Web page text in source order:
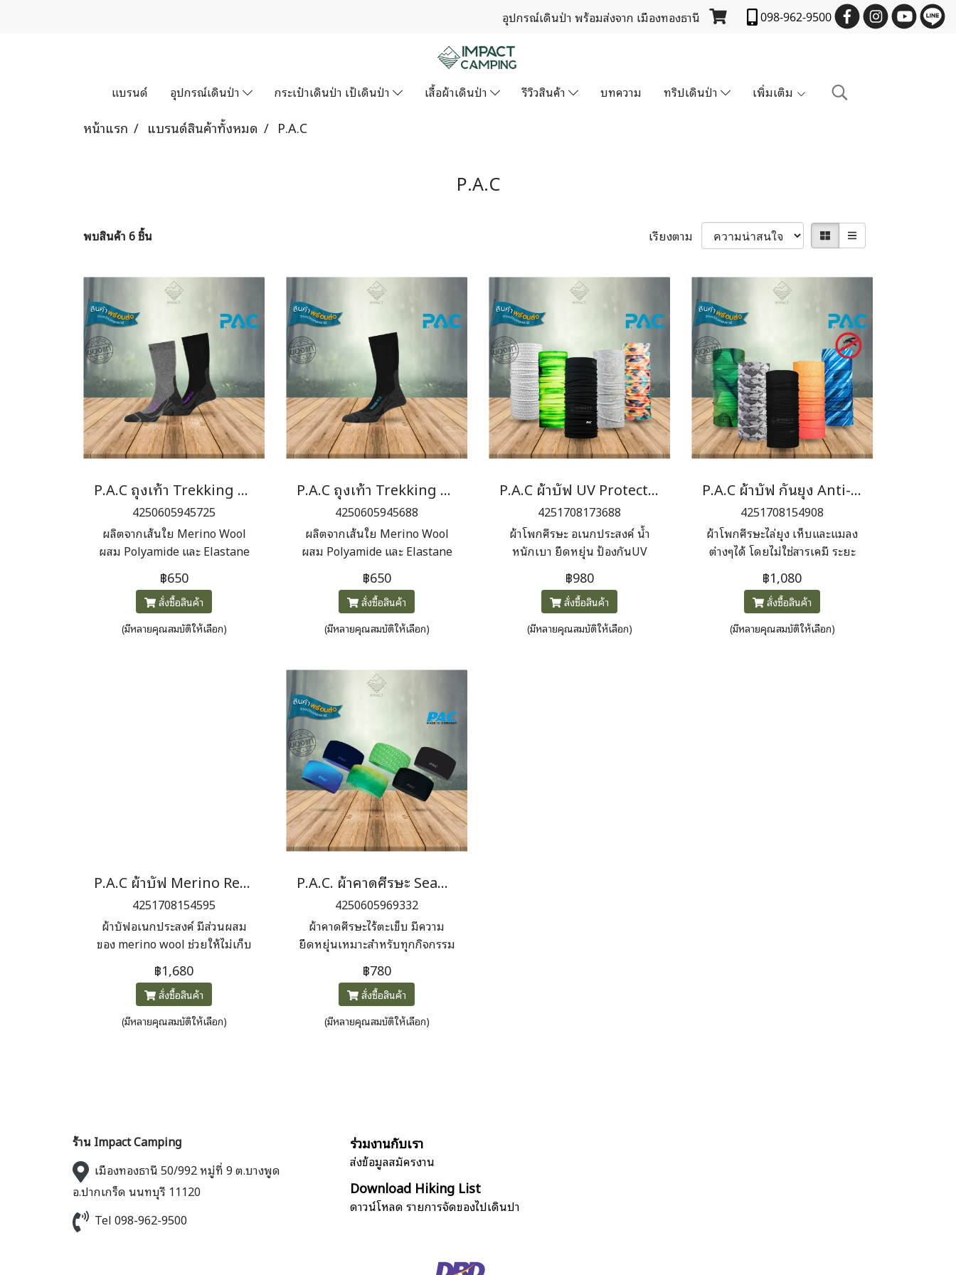
อุปกรณ์เดินป่า พร้อมส่งจาก เมืองทองธานี 098-962-9500
แบรนด์ อุปกรณ์เดินป่า กระเป๋าเดินป่า เป้เดินป่า เสื้อผ้าเดินป่า รีวิวสินค้า บทความ ทริปเดินป่า เพิ่มเติม
หน้าแรก แบรนด์สินค้าทั้งหมด P.A.C
P.A.C
พบสินค้า 6 ชิ้น เรียงตาม
P.A.C ถุงเท้า Trekking Light Woman
4250605945725
ผลิตจากเส้นใย Merino Wool
ผสม Polyamide และ Elastane
เพื่อการระบายอากาศและยืดหยุ่น
สูงช่วยควบคุมอุณหภูมิเท้า ลด
ความอับชื้นและกลิ่นระหว่างการใช้
งานระยะยาว มีแผ่นรองบริเวณส้น
และปลายเท้า ช่วยลดแรงกระแทก
฿650
สั่งซื้อสินค้า
(มีหลายคุณสมบัติให้เลือก)
P.A.C ถุงเท้า Trekking Light Men
4250605945688
ผลิตจากเส้นใย Merino Wool
ผสม Polyamide และ Elastane
เพื่อการระบายอากาศและยืดหยุ่น
สูงช่วยควบคุมอุณหภูมิเท้า ลด
ความอับชื้นและกลิ่นระหว่างการใช้
งานระยะยาว มีแผ่นรองบริเวณส้น
และปลายเท้า ช่วยลดแรงกระแทก
฿650
สั่งซื้อสินค้า
(มีหลายคุณสมบัติให้เลือก)
P.A.C ผ้าบัฟ UV Protector+
4251708173688
ผ้าโพกศีรษะ อเนกประสงค์ น้ำ
หนักเบา ยืดหยุ่น ป้องกันUV
Protector (Headband,
Bandana, Balaclava, Pirate
cap, Mask...)
฿980
สั่งซื้อสินค้า
(มีหลายคุณสมบัติให้เลือก)
P.A.C ผ้าบัฟ กันยุง Anti-Mosquito
4251708154908
ผ้าโพกศีรษะไล่ยุง เห็บและแมลง
ต่างๆได้ โดยไม่ใช่สารเคมี ระยะ
ป้องกัน 40 ซม
฿1,080
สั่งซื้อสินค้า
(มีหลายคุณสมบัติให้เลือก)
P.A.C ผ้าบัฟ Merino Recycled Merino Tech
4251708154595
ผ้าบัฟอเนกประสงค์ มีส่วนผสม
ของ merino wool ช่วยให้ไม่เก็บ
กลิ่น ให้ความอบอุ่น ใช้ได้หลาก
หลายรูปแบบ ผลิตจากรีไซเคิล
100%
฿1,680
สั่งซื้อสินค้า
(มีหลายคุณสมบัติให้เลือก)
P.A.C. ผ้าคาดศีรษะ Seamless Headband
4250605969332
ผ้าคาดศีรษะไร้ตะเข็บ มีความ
ยืดหยุ่นเหมาะสำหรับทุกกิจกรรม
฿780
สั่งซื้อสินค้า
(มีหลายคุณสมบัติให้เลือก)
ร้าน Impact Camping
เมืองทองธานี 50/992 หมู่ที่ 9 ต.บางพูด
อ.ปากเกร็ด นนทบุรี 11120
Tel 098-962-9500
ร่วมงานกับเรา
ส่งข้อมูลสมัครงาน
Download Hiking List
ดาวน์โหลด รายการจัดของไปเดินป่า